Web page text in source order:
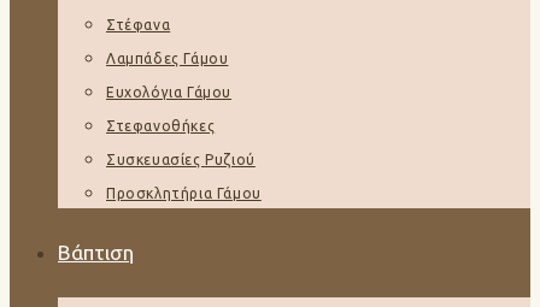
Στέφανα
Λαμπάδες Γάμου
Ευχολόγια Γάμου
Στεφανοθήκες
Συσκευασίες Ρυζιού
Προσκλητήρια Γάμου
Βάπτιση